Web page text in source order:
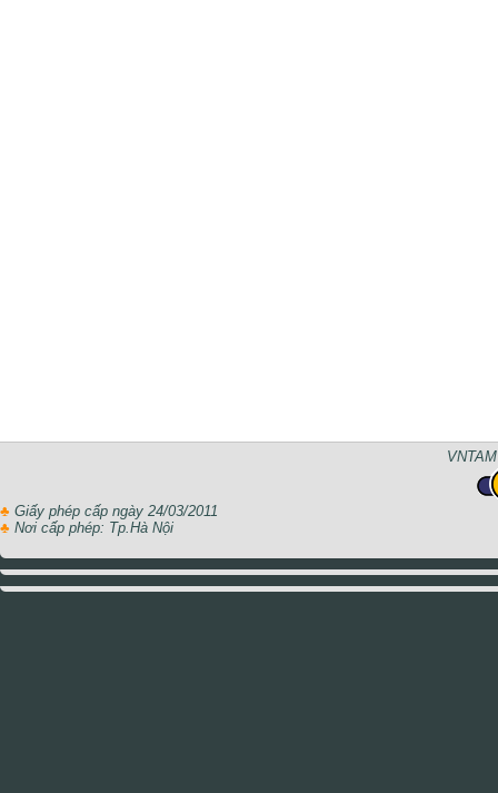
♣ Giấy phép cấp ngày 24/03/2011
♣ Nơi cấp phép: Tp.Hà Nội